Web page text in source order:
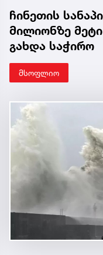
ჩინეთის
მილიონზე მეტი
გახდა საჭირო
მსოფლიო